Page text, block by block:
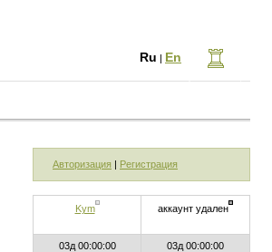
Ru | En
Авторизация | Регистрация
Kym аккаунт удален
03д 00:00:00 03д 00:00:00